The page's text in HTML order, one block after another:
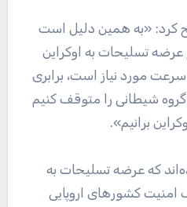
کرد: «به همین دلیل است
عرضه تسلیحات به اوکراین
مورد نیاز است، برابری
شیطانی را متوقف کنیم
برانیم».
که عرضه تسلیحات به
امنیت کشورهای اروپایی